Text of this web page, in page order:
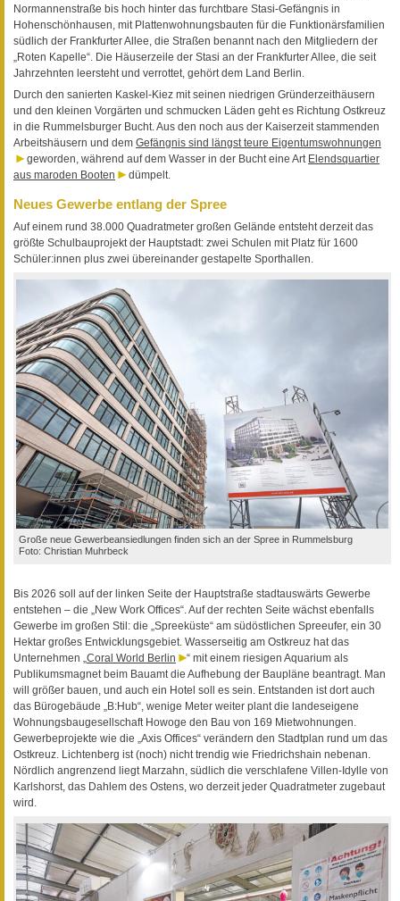
Normannenstraße bis hoch hinter das furchtbare Stasi-Gefängnis in
Hohenschönhausen, mit Plattenwohnungsbauten für die Funktionärsfamilien
südlich der Frankfurter Allee, die Straßen benannt nach den Mitgliedern der
„Roten Kapelle“. Die Häuserzeile der Stasi an der Frankfurter Allee, die seit
Jahrzehnten leersteht und verrottet, gehört dem Land Berlin.
Durch den sanierten Kaskel-Kiez mit seinen niedrigen Gründerzeithäusern
und den kleinen Vorgärten und schmucken Läden geht es Richtung Ostkreuz
in die Rummelsburger Bucht. Aus den noch aus der Kaiserzeit stammenden
Arbeitshäusern und dem Gefängnis sind längst teure Eigentumswohnungen
geworden, während auf dem Wasser in der Bucht eine Art Elendsquartier
aus maroden Booten
dümpelt.
Neues Gewerbe entlang der Spree
Auf einem rund 38.000 Quadratmeter großen Gelände entsteht derzeit das
größte Schulbauprojekt der Hauptstadt: zwei Schulen mit Platz für 1600
Schüler:innen plus zwei übereinander gestapelte Sporthallen.
Große neue Gewerbeansiedlungen finden sich an der Spree in Rummelsburg
Foto: Christian Muhrbeck
Bis 2026 soll auf der linken Seite der Hauptstraße stadtauswärts Gewerbe
entstehen – die „New Work Offices“. Auf der rechten Seite wächst ebenfalls
Gewerbe im großen Stil: die „Spreeküste“ am südöstlichen Spreeufer, ein 30
Hektar großes Entwicklungsgebiet. Wasserseitig am Ostkreuz hat das
Unternehmen „ Coral World Berlin
“ mit einem riesigen Aquarium als
Publikumsmagnet beim Bauamt die Aufhebung der Baupläne beantragt. Man
will größer bauen, und auch ein Hotel soll es sein. Entstanden ist dort auch
das Bürogebäude „B:Hub“, wenige Meter weiter plant die landeseigene
Wohnungsbaugesellschaft Howoge den Bau von 169 Mietwohnungen.
Gewerbeprojekte wie die „Axis Offices“ verändern den Stadtplan rund um das
Ostkreuz. Lichtenberg ist (noch) nicht trendig wie Friedrichshain nebenan.
Nördlich angrenzend liegt Marzahn, südlich die verschlafene Villen-Idylle von
Karlshorst, das Dahlem des Ostens, wo derzeit jeder Quadratmeter zugebaut
wird.